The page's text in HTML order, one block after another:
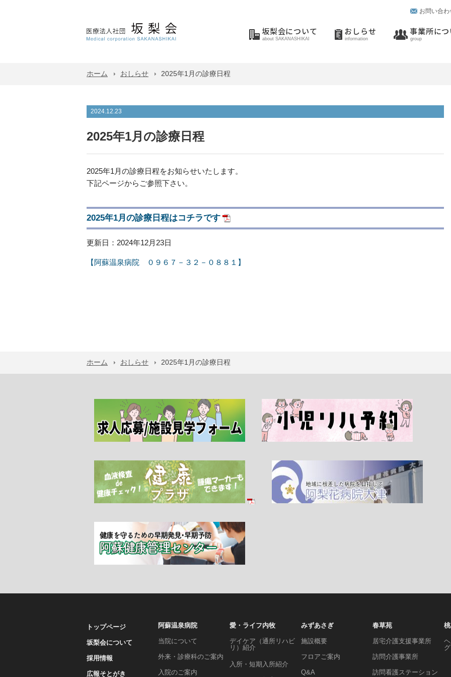
お問い合わ
坂梨会について
about SAKANASHIKAI
おしらせ
information
事業所につ
group
ホーム おしらせ 2025年1月の診療日程
2024.12.23
2025年1月の診療日程
2025年1月の診療日程をお知らせいたします。
下記ページからご参照下さい。
2025年1月の診療日程はコチラです
更新日：2024年12月23日
【阿蘇温泉病院 ０９６７－３２－０８８１】
ホーム おしらせ 2025年1月の診療日程
トップページ
坂梨会について
採用情報
広報そとがき
阿蘇温泉病院
当院について
外来・診療科のご案内
入院のご案内
愛・ライフ内牧
デイケア（通所リハビ
リ）紹介
入所・短期入所紹介
みずあさぎ
施設概要
フロアご案内
Q&A
春草苑
居宅介護支援事業所
訪問介護事業所
訪問看護ステーション